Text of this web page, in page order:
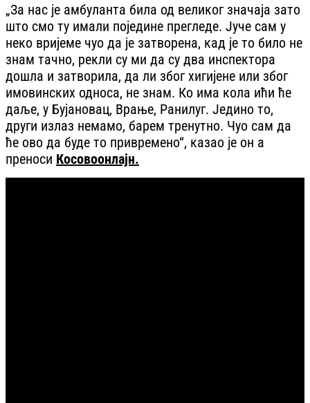
„За нас је амбуланта била од великог значаја зато
што смо ту имали поједине прегледе. Јуче сам у
неко вријеме чуо да је затворена, кад је то било не
знам тачно, рекли су ми да су два инспектора
дошла и затворила, да ли због хигијене или због
имовинских односа, не знам. Ко има кола ићи ће
даље, у Бујановац, Врање, Ранилуг. Једино то,
други излаз немамо, барем тренутно. Чуо сам да
ће ово да буде то привремено“, казао је он а
преноси Косовоонлајн.